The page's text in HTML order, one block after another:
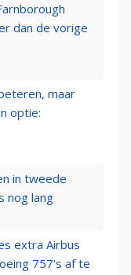
dan de vorige
maar
optie:
in tweede
nog lang
extra Airbus
757's af te